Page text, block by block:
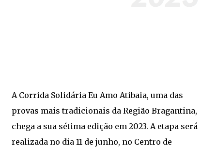
A Corrida Solidária Eu Amo Atibaia, uma das
provas mais tradicionais da Região Bragantina,
chega a sua sétima edição em 2023. A etapa será
realizada no dia 11 de junho, no Centro de